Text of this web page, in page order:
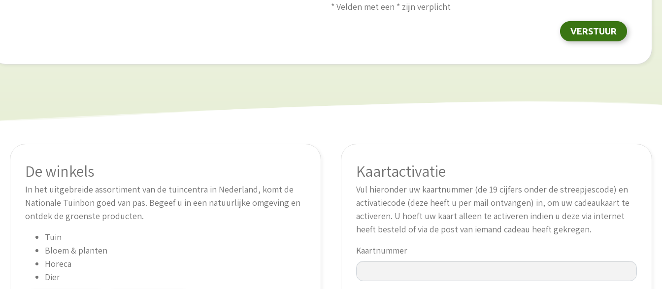
* Velden met een * zijn verplicht
VERSTUUR
De winkels
In het uitgebreide assortiment van de tuincentra in Nederland, komt de
Nationale Tuinbon goed van pas. Begeef u in een natuurlijke omgeving en
ontdek de groenste producten.
Tuin
Bloem & planten
Horeca
Dier
Kaartactivatie
Vul hieronder uw kaartnummer (de 19 cijfers onder de streepjescode) en
activatiecode (deze heeft u per mail ontvangen) in, om uw cadeaukaart te
activeren. U hoeft uw kaart alleen te activeren indien u deze via internet
heeft besteld of via de post van iemand cadeau heeft gekregen.
Kaartnummer